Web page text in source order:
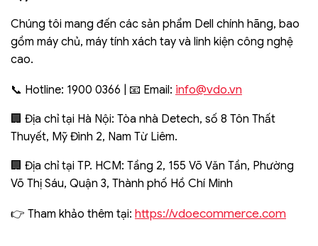
Chúng tôi mang đến các sản phẩm Dell chính hãng, bao
gồm máy chủ, máy tính xách tay và linh kiện công nghệ
cao.
📞 Hotline: 1900 0366 | 📧 Email: info@vdo.vn
🏢 Địa chỉ tại Hà Nội: Tòa nhà Detech, số 8 Tôn Thất
Thuyết, Mỹ Đình 2, Nam Từ Liêm.
🏢 Địa chỉ tại TP. HCM: Tầng 2, 155 Võ Văn Tần, Phường
Võ Thị Sáu, Quận 3, Thành phố Hồ Chí Minh
👉 Tham khảo thêm tại: https://vdoecommerce.com